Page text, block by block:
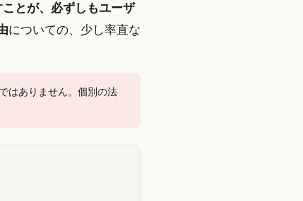
ことが、必ずしもユーザ
についての、少し率直な
はありません。個別の法